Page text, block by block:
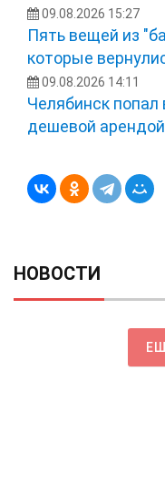
09.08.2026 15:27
Пять вещей из
которые
09.08.2026 14:11
Челябинск попал
дешевой
НОВОСТИ